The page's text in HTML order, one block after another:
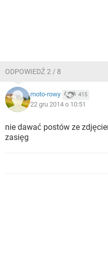
ODPOWIEDŹ 2 / 8
moto-rowy 415
22 gru 2014 o 10:51
nie dawać postów ze
zasięg